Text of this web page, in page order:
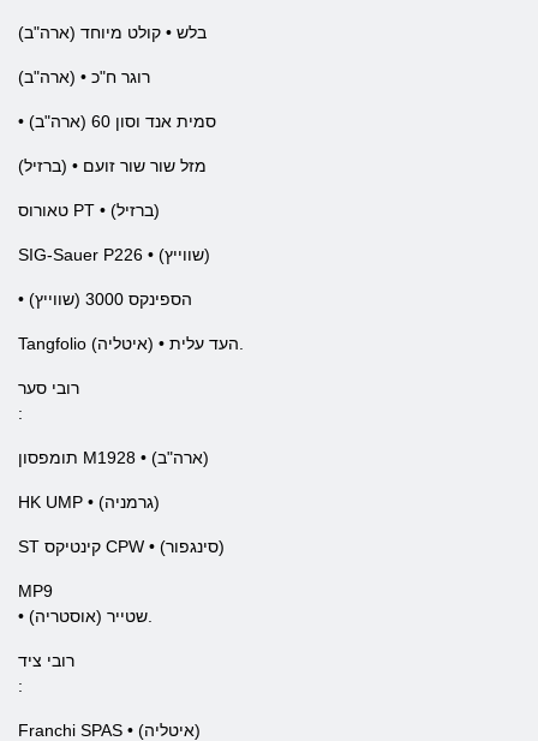
בלש • קולט מיוחד (ארה"ב)
רוגר ח"כ • (ארה"ב)
• סמית אנד וסון 60 (ארה"ב)
מזל שור שור זועם • (ברזיל)
טאורוס PT • (ברזיל)
SIG-Sauer P226 • (שווייץ)
• הספינקס 3000 (שווייץ)
רובי סער
:
תומפסון M1928 • (ארה"ב)
HK UMP • (גרמניה)
ST קינטיקס CPW • (סינגפור)
MP9
רובי ציד
:
Franchi SPAS • (איטליה)